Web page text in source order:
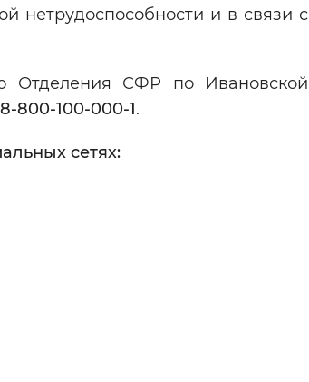
нетрудоспособности и в связи с
Отделения СФР по Ивановской
8-800-100-000-1.
сетях: